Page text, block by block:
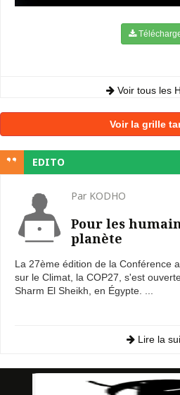
Voir tous les
Voir la grille
EDITO
Par KODHO
Pour les
planète
La 27ème édition de la Conférence
sur le Climat, la COP27, s'est
Sharm El Sheikh, en Égypte. ...
Lire la